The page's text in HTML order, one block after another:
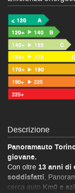
Descrizione
Panoramauto
giovane.
Con oltre 13 anni di
soddisfatti,
cerca auto Km0 e